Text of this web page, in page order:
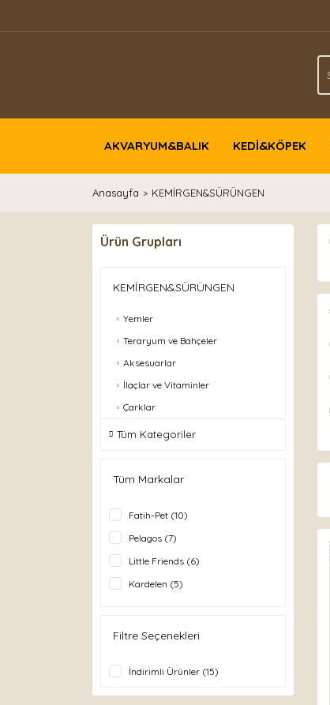
AKVARYUM&BALIK KEDİ&KÖPEK
Anasayfa KEMİRGEN&SÜRÜNGEN
Ürün Grupları
KEMİRGEN&SÜRÜNGEN
Yemler
Teraryum ve Bahçeler
Aksesuarlar
İlaçlar ve Vitaminler
Çarklar
Tüm Kategoriler
Tüm Markalar
Fatih-Pet (10)
Pelagos (7)
Little Friends (6)
Kardelen (5)
Getreide (4)
Tisert (3)
Versele-Laga (3)
Filtre Seçenekleri
İndirimli Ürünler (15)